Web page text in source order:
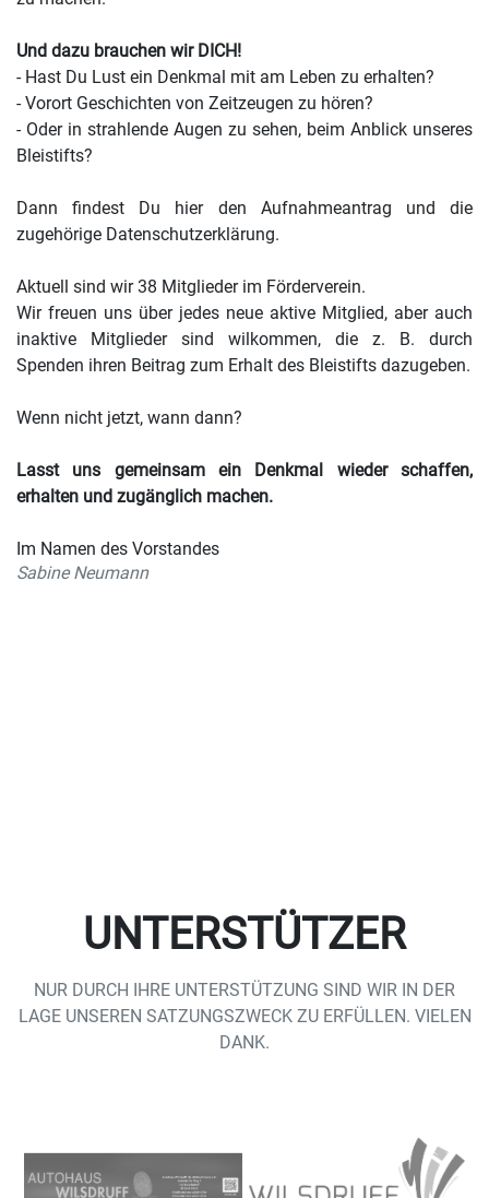
Und dazu brauchen wir DICH!
- Hast Du Lust ein Denkmal mit am Leben zu erhalten?
- Vorort Geschichten von Zeitzeugen zu hören?
- Oder in strahlende Augen zu sehen, beim Anblick unseres
Bleistifts?
Dann findest Du hierden Aufnahmeantrag und die
zugehörige Datenschutzerklärung.
Aktuell sind wir 38 Mitglieder im Förderverein.
Wir freuen uns über jedes neue aktive Mitglied, aber auch
inaktive Mitglieder sind wilkommen, die z. B. durch
Spenden ihren Beitrag zum Erhalt des Bleistifts dazugeben.
Wenn nicht jetzt, wann dann?
Lasst uns gemeinsam ein Denkmal wieder schaffen,
erhalten und zugänglich machen.
Im Namen des Vorstandes
Sabine Neumann
UNTERSTÜTZER
NUR DURCH IHRE UNTERSTÜTZUNG SIND WIR IN DER
LAGE UNSEREN SATZUNGSZWECK ZU ERFÜLLEN. VIELEN
DANK.